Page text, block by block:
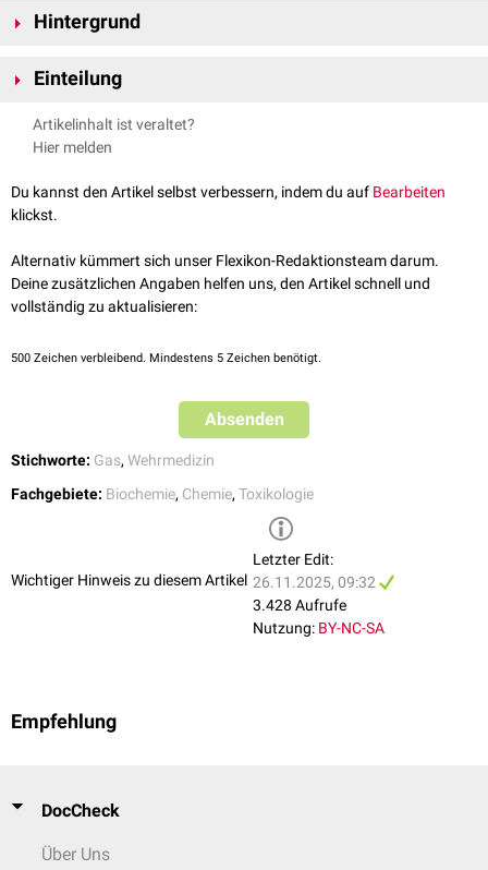
Hintergrund
abhängig. Bei Inspiration kommt es meist zu einer ausgeprägten
akutemLungenversagen übergehen kann. Typische Symptome sind
dannDyspnoeund
Einteilung
Mechlorethamin
Zyklon B
Artikelinhalt ist veraltet?
Hier melden
Du kannst den Artikel selbst verbessern, indem du auf Bearbeiten
klickst.
Alternativ kümmert sich unser Flexikon-Redaktionsteam darum.
Deine zusätzlichen Angaben helfen uns, den Artikel schnell und
vollständig zu aktualisieren:
500 Zeichen verbleibend. Mindestens 5 Zeichen benötigt.
Absenden
Stichworte: Gas, Wehrmedizin
Fachgebiete: Biochemie, Chemie, Toxikologie
Wichtiger Hinweis zu diesem Artikel
Letzter Edit:
26.11.2025, 09:32
3.428 Aufrufe
Nutzung: BY-NC-SA
Empfehlung
DocCheck
Über Uns